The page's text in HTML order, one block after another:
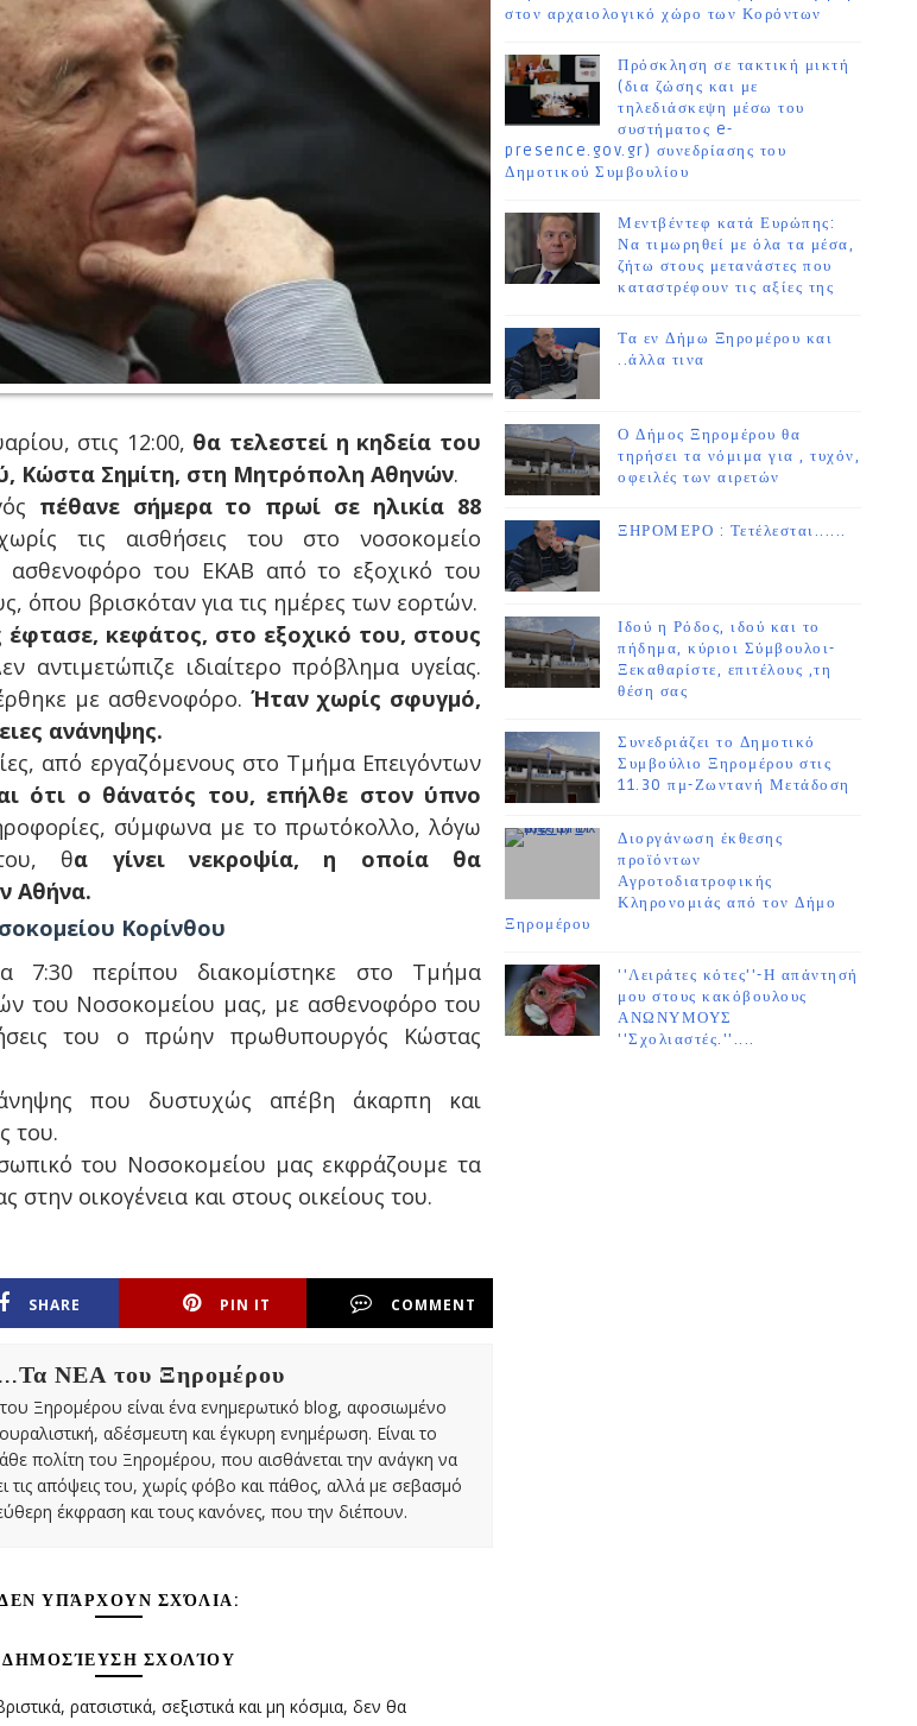
στις 12:00, θα τελεστεί η κηδεία του
Κώστα Σημίτη, στη Μητρόπολη Αθηνών.
πέθανε σήμερα το πρωί σε ηλικία 88
τις αισθήσεις του στο νοσοκομείο
ασθενοφόρο του ΕΚΑΒ από το εξοχικό του
όπου βρισκόταν για τις ημέρες των εορτών.
έφτασε, κεφάτος, στο εξοχικό του, στους
αντιμετώπιζε ιδιαίτερο πρόβλημα υγείας.
με ασθενοφόρο. Ήταν χωρίς σφυγμό,
ανάνηψης.
από εργαζόμενους στο Τμήμα Επειγόντων
ότι ο θάνατός του, επήλθε στον ύπνο
σύμφωνα με το πρωτόκολλο, λόγω
θα γίνει νεκροψία, η οποία θα
Αθήνα.
Κορίνθου
7:30 περίπου διακομίστηκε στο Τμήμα
του Νοσοκομείου μας, με ασθενοφόρο του
του ο πρώην πρωθυπουργός Κώστας
που δυστυχώς απέβη άκαρπη και
του.
του Νοσοκομείου μας εκφράζουμε τα
οικογένεια και στους οικείους του.
SHARE PIN IT COMMENT
ΝΕΑ του Ξηρομέρου
Ξηρομέρου είναι ένα ενημερωτικό blog, αφοσιωμένο
αδέσμευτη και έγκυρη ενημέρωση. Είναι το
πολίτη του Ξηρομέρου, που αισθάνεται την ανάγκη να
τις απόψεις του, χωρίς φόβο και πάθος, αλλά με σεβασμό
έκφραση και τους κανόνες, που την διέπουν.
ΥΠΆΡΧΟΥΝ ΣΧΌΛΙΑ:
ΔΗΜΟΣΊΕΥΣΗ ΣΧΟΛΊΟΥ
ρατσιστικά, σεξιστικά και μη κόσμια, δεν θα
στον αρχαιολογικό χώρο των Κορόντων
Πρόσκληση σε τακτική μικτή
(δια ζώσης και με
τηλεδιάσκεψη μέσω του
συστήματος e-
presence.gov.gr) συνεδρίασης του
Δημοτικού Συμβουλίου
Μεντβέντεφ κατά Ευρώπης:
Να τιμωρηθεί με όλα τα μέσα,
ζήτω στους μετανάστες που
καταστρέφουν τις αξίες της
Τα εν Δήμω Ξηρομέρου και
..άλλα τινα
Ο Δήμος Ξηρομέρου θα
τηρήσει τα νόμιμα για , τυχόν,
οφειλές των αιρετών
ΞΗΡΟΜΕΡΟ : Τετέλεσται......
Ιδού η Ρόδος, ιδού και το
πήδημα, κύριοι Σύμβουλοι-
Ξεκαθαρίστε, επιτέλους ,τη
θέση σας
Συνεδριάζει το Δημοτικό
Συμβούλιο Ξηρομέρου στις
11.30 πμ-Ζωντανή Μετάδοση
Διοργάνωση έκθεσης
προϊόντων
Αγροτοδιατροφικής
Κληρονομιάς από τον Δήμο
Ξηρομέρου
''Λειράτες κότες''-Η απάντησή
μου στους κακόβουλους
ΑΝΩΝΥΜΟΥΣ
''Σχολιαστές.''....